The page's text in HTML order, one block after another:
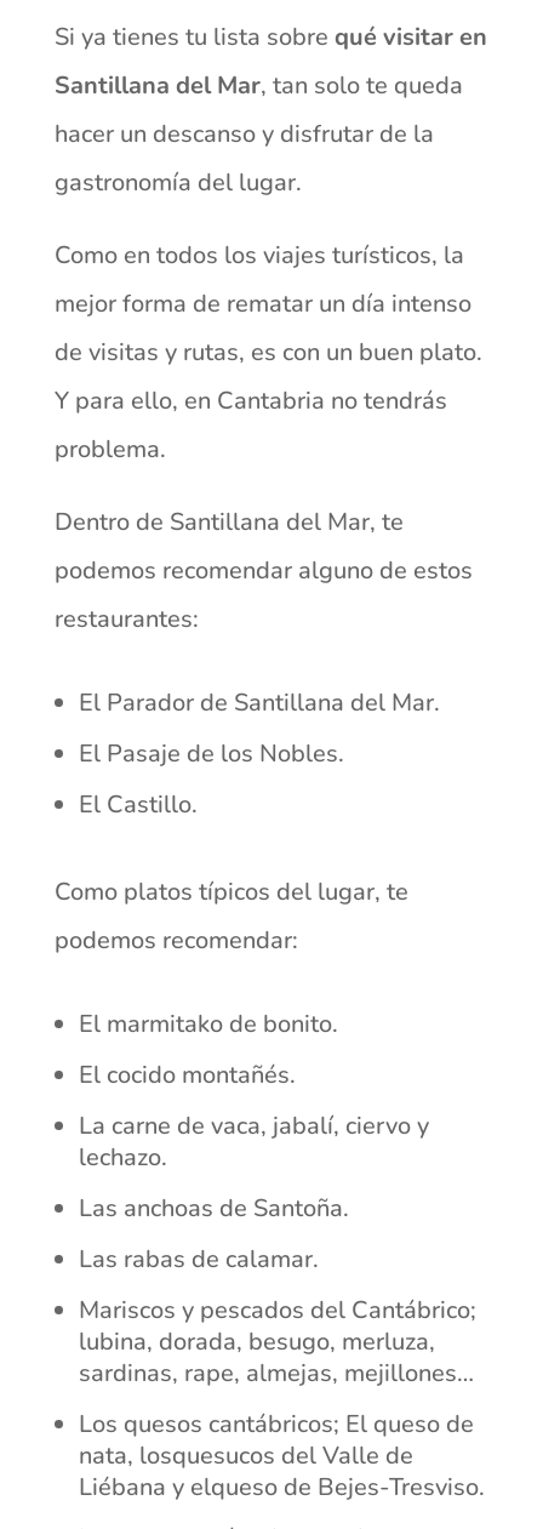
Si ya tienes tu lista sobre qué visitar en
Santillana del Mar, tan solo te queda
hacer un descanso y disfrutar de la
gastronomía del lugar.
Como en todos los viajes turísticos, la
mejor forma de rematar un día intenso
de visitas y rutas, es con un buen plato.
Y para ello, en Cantabria no tendrás
problema.
Dentro de Santillana del Mar, te
podemos recomendar alguno de estos
restaurantes:
El Parador de Santillana del Mar.
El Pasaje de los Nobles.
El Castillo.
Como platos típicos del lugar, te
podemos recomendar:
El marmitako de bonito.
El cocido montañés.
La carne de vaca, jabalí, ciervo y
lechazo.
Las anchoas de Santoña.
Las rabas de calamar.
Mariscos y pescados del Cantábrico;
lubina, dorada, besugo, merluza,
sardinas, rape, almejas, mejillones…
Los quesos cantábricos; El queso de
nata, losquesucos del Valle de
Liébana y elqueso de Bejes-Tresviso.